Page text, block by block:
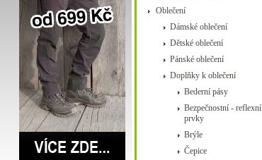
Oblečení
Dámské oblečení
Dětské oblečení
Pánské oblečení
Doplňky k oblečení
Bederní pásy
Bezpečnostní - reflexní
prvky
Brýle
Čepice